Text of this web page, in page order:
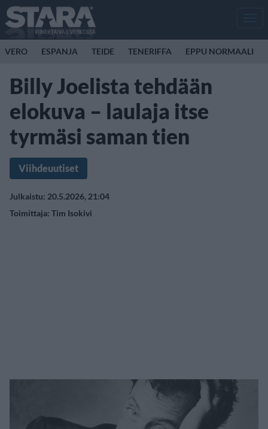
VERO ESPANJA TEIDE TENERIFFA EPPU NORMAALI
Billy Joelista tehdään
elokuva – laulaja itse
tyrmäsi saman tien
Viihdeuutiset
Julkaistu: 20.5.2026, 21:04
Toimittaja: Tim Isokivi